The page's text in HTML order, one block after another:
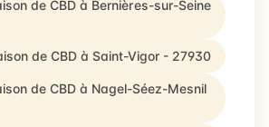
de CBD à Bernières-sur-Seine
de CBD à Saint-Vigor - 27930
de CBD à Nagel-Séez-Mesnil